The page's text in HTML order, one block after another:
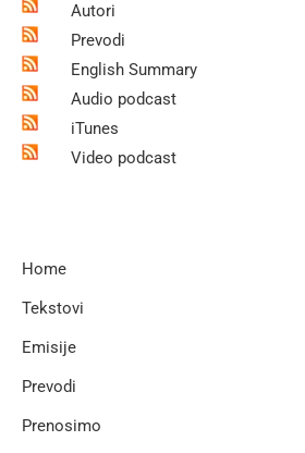
Autori
Prevodi
English Summary
Audio podcast
iTunes
Video podcast
Home
Tekstovi
Emisije
Prevodi
Prenosimo